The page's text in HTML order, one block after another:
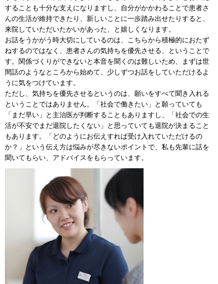
することも十分な支えになりますし、自分がかかわることで患者さ
んの生活が維持できたり、新しいことに一歩踏み出せたりすると、
来院していただいたかいがあった、と嬉しくなります。
お話をうかがう時大切にしているのは、こちらから積極的におたず
ねするのではなく、患者さんの気持ちを優先させる、ということで
す。関係づくりができないと本音を聞くのは難しいため、まずは世
間話のようなところから始めて、少しずつお話をしていただけるよ
うに気をつけています。
ただし、気持ちを優先させるというのは、願いをすべて聞き入れる
ということではありません。「社会で働きたい」と願っていても
「まだ早い」と主治医が判断することもありますし、「社会での生
活が不安でまだ退院したくない」と思っていても退院が決まること
もあります。「どのようにお伝えすれば受け入れていただけるの
か？」という伝え方は悩みが尽きないポイントで、私も先輩に話を
聞いてもらい、アドバイスをもらっています。